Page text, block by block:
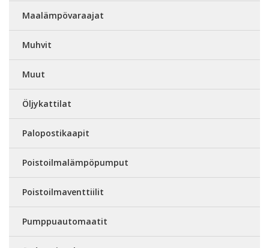
Maalämpövaraajat
Muhvit
Muut
Öljykattilat
Palopostikaapit
Poistoilmalämpöpumput
Poistoilmaventtiilit
Pumppuautomaatit